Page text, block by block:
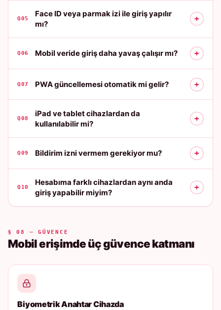
Q05
Face ID veya parmak izi ile giriş yapılır
mı?
+
Q06 Mobil veride giriş daha yavaş çalışır mı? +
Q07 PWA güncellemesi otomatik mi gelir? +
Q08
iPad ve tablet cihazlardan da
kullanılabilir mi?
+
Q09 Bildirim izni vermem gerekiyor mu? +
Q10
Hesabıma farklı cihazlardan aynı anda
giriş yapabilir miyim?
+
§ 08 — GÜVENCE
Mobil erişimde üç güvence katmanı
Biyometrik Anahtar Cihazda